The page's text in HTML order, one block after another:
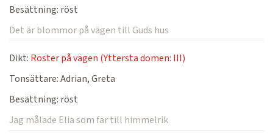
Besättning: röst
Det är blommor på vägen till Guds hus
Dikt: Röster på vägen (Yttersta domen: III)
Tonsättare:Adrian, Greta
Besättning: röst
Jag målade Elia som far till himmelrik